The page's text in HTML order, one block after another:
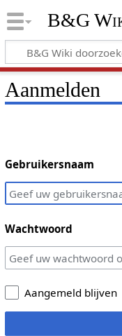
B&G
Aanmelden
Gebruikersnaam
Wachtwoord
Aangemeld blijven